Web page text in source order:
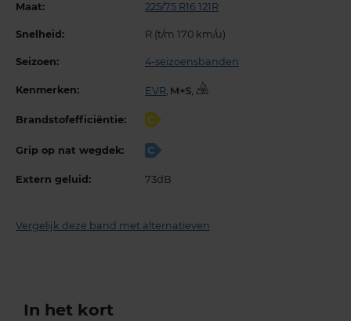
Maat: 225/75 R16 121R
Snelheid: R (t/m 170 km/u)
Seizoen: 4-seizoensbanden
Kenmerken: EVR, ,
Brandstofefficiëntie: C
Grip op nat wegdek: C
Extern geluid: 73dB
Vergelijk deze band met alternatieven
In het kort